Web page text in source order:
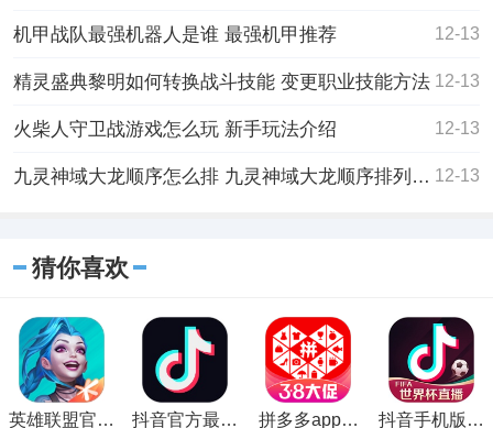
机甲战队最强机器人是谁 最强机甲推荐 12-13
精灵盛典黎明如何转换战斗技能 变更职业技能方法 12-13
火柴人守卫战游戏怎么玩 新手玩法介绍 12-13
九灵神域大龙顺序怎么排 九灵神域大龙顺序排列一览 12-13
猜你喜欢
英雄联盟官方 抖音官方最新 拼多多app官 抖音手机版在